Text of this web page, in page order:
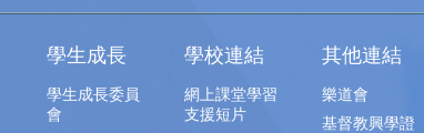
學生成長
學生成長委員
會
學校連結
網上課堂學習
支援短片
其他連結
樂道會
基督教興學證